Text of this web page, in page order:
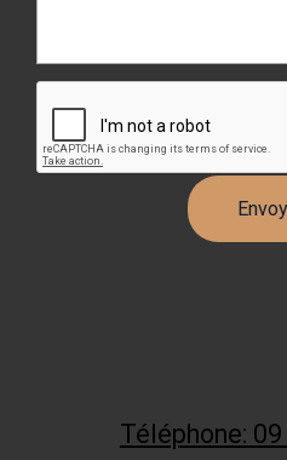
Téléphone: